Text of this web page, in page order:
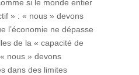
si le monde entier
» : « nous » devons
l’économie ne dépasse
de la « capacité de
nous » devons
dans des limites